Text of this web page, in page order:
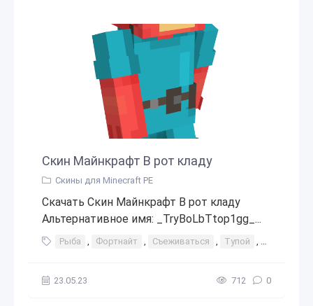
Скин Майнкрафт В рот кладу
Скины для Minecraft PE
Скачать Скин Майнкрафт В рот кладу
Альтернативное имя: _TryBoLbTtop1gg_...
Рыба , Фортнайт , Съеживаться , Тупой , Рыбная
23.05.23 712 0